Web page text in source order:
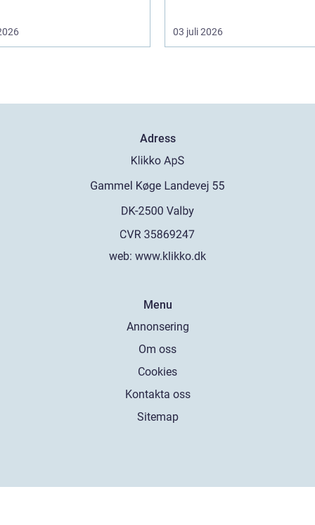
03 juli 2026
Adress
web: www.klikko.dk
Menu
Annonsering
Om oss
Cookies
Kontakta oss
Sitemap